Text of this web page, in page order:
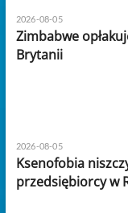
2026-08-05
Zimbabwe
Brytanii
2026-08-05
Ksenofobia
przedsiębiorcy w